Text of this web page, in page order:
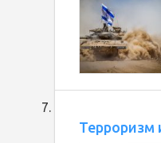
Терроризм